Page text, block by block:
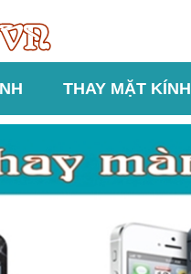
THAY MẶT KÍNH